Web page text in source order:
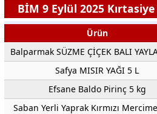
BİM 9 Eylül 2025
Ürün
Balparmak SÜZME ÇİÇEK BALI
Safya MISIR YAĞI 5 L
Efsane Baldo Pirinç 5 kg
Saban Yerli Yaprak Kırmızı